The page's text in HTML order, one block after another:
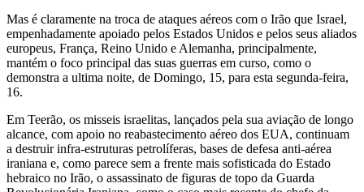
Mas é claramente na troca de ataques aéreos com o Irão que Israel,
empenhadamente apoiado pelos Estados Unidos e pelos seus aliados
europeus, França, Reino Unido e Alemanha, principalmente,
mantém o foco principal das suas guerras em curso, como o
demonstra a ultima noite, de Domingo, 15, para esta segunda-feira,
16.
Em Teerão, os misseis israelitas, lançados pela sua aviação de longo
alcance, com apoio no reabastecimento aéreo dos EUA, continuam
a destruir infra-estruturas petrolíferas, bases de defesa anti-aérea
iraniana e, como parece sem a frente mais sofisticada do Estado
hebraico no Irão, o assassinato de figuras de topo da Guarda